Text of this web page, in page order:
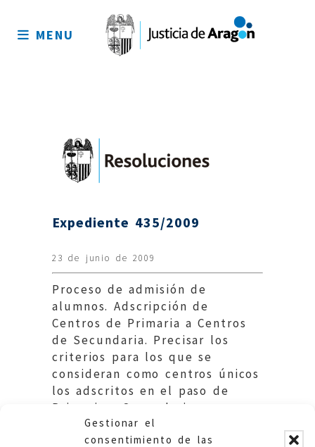
Gestionar el
consentimiento de las
sitio
MENU
Expediente 435/2009
23 de junio de 2009
Proceso de admisión de
alumnos. Adscripción de
Centros de Primaria a Centros
de Secundaria. Precisar los
criterios para los que se
consideran como centros únicos
los adscritos en el paso de
Primaria a Secundaria.
Educación. DGA.